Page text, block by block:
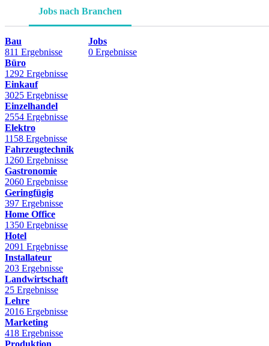
Jobs nach Branchen
Bau
811 Ergebnisse
Büro
1292 Ergebnisse
Einkauf
3025 Ergebnisse
Einzelhandel
2554 Ergebnisse
Elektro
1158 Ergebnisse
Fahrzeugtechnik
1260 Ergebnisse
Gastronomie
2060 Ergebnisse
Geringfügig
397 Ergebnisse
Home Office
1350 Ergebnisse
Hotel
2091 Ergebnisse
Installateur
203 Ergebnisse
Landwirtschaft
25 Ergebnisse
Lehre
2016 Ergebnisse
Marketing
418 Ergebnisse
Produktion
Jobs
0 Ergebnisse